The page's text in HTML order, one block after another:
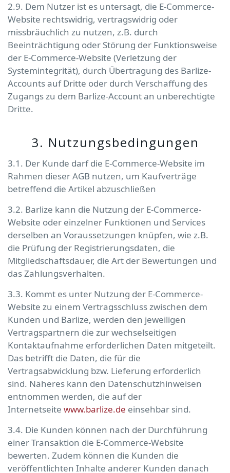
2.9. Dem Nutzer ist es untersagt, die E-Commerce-
Website rechtswidrig, vertragswidrig oder
missbräuchlich zu nutzen, z.B. durch
Beeinträchtigung oder Störung der Funktionsweise
der E-Commerce-Website (Verletzung der
Systemintegrität), durch Übertragung des Barlize-
Accounts auf Dritte oder durch Verschaffung des
Zugangs zu dem Barlize-Account an unberechtigte
Dritte.
3. Nutzungsbedingungen
3.1. Der Kunde darf die E-Commerce-Website im
Rahmen dieser AGB nutzen, um Kaufverträge
betreffend die Artikel abzuschließen
3.2. Barlize kann die Nutzung der E-Commerce-
Website oder einzelner Funktionen und Services
derselben an Voraussetzungen knüpfen, wie z.B.
die Prüfung der Registrierungsdaten, die
Mitgliedschaftsdauer, die Art der Bewertungen und
das Zahlungsverhalten.
3.3. Kommt es unter Nutzung der E-Commerce-
Website zu einem Vertragsschluss zwischen dem
Kunden und Barlize, werden den jeweiligen
Vertragspartnern die zur wechselseitigen
Kontaktaufnahme erforderlichen Daten mitgeteilt.
Das betrifft die Daten, die für die
Vertragsabwicklung bzw. Lieferung erforderlich
sind. Näheres kann den Datenschutzhinweisen
entnommen werden, die auf der
Internetseite www.barlize.de einsehbar sind.
3.4. Die Kunden können nach der Durchführung
einer Transaktion die E-Commerce-Website
bewerten. Zudem können die Kunden die
veröffentlichten Inhalte anderer Kunden danach